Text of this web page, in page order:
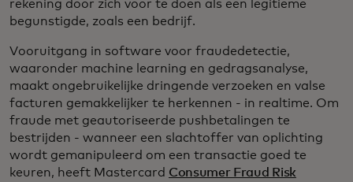
rekening door zich voor te doen als een legitieme
begunstigde, zoals een bedrijf.
Vooruitgang in software voor fraudedetectie,
waaronder machine learning en gedragsanalyse,
maakt ongebruikelijke dringende verzoeken en valse
facturen gemakkelijker te herkennen - in realtime. Om
fraude met geautoriseerde pushbetalingen te
bestrijden - wanneer een slachtoffer van oplichting
wordt gemanipuleerd om een transactie goed te
keuren, heeft Mastercard Consumer Fraud Risk